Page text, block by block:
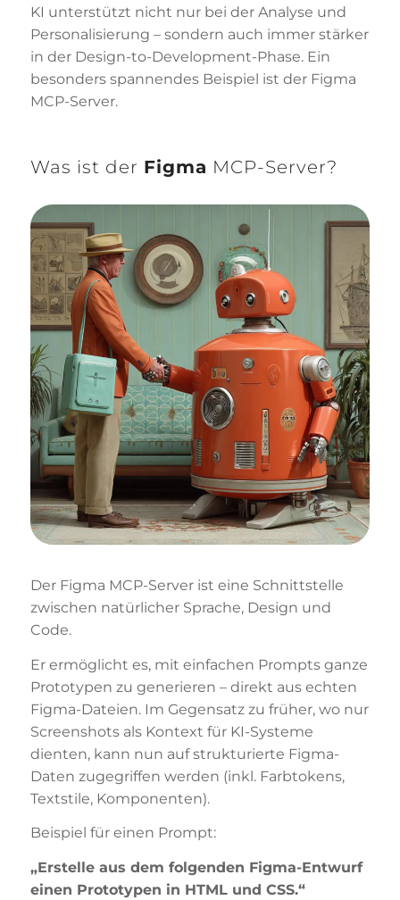
KI unterstützt nicht nur bei der Analyse und
Personalisierung – sondern auch immer stärker
in der Design-to-Development-Phase. Ein
besonders spannendes Beispiel ist der Figma
MCP-Server.
Was ist der Figma MCP-Server?
Der Figma MCP-Server ist eine Schnittstelle
zwischen natürlicher Sprache, Design und
Code.
Er ermöglicht es, mit einfachen Prompts ganze
Prototypen zu generieren – direkt aus echten
Figma-Dateien. Im Gegensatz zu früher, wo nur
Screenshots als Kontext für KI-Systeme
dienten, kann nun auf strukturierte Figma-
Daten zugegriffen werden (inkl. Farbtokens,
Textstile, Komponenten).
Beispiel für einen Prompt:
„Erstelle aus dem folgenden Figma-Entwurf
einen Prototypen in HTML und CSS.“